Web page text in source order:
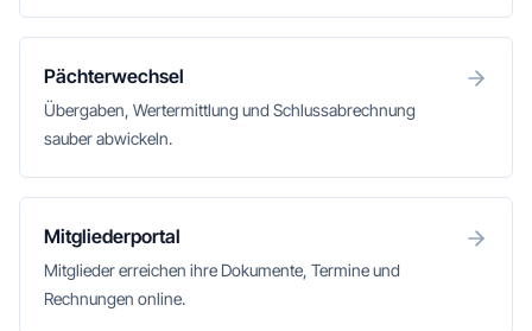
Pächterwechsel
Übergaben, Wertermittlung und Schlussabrechnung
sauber abwickeln.
Mitgliederportal
Mitglieder erreichen ihre Dokumente, Termine und
Rechnungen online.